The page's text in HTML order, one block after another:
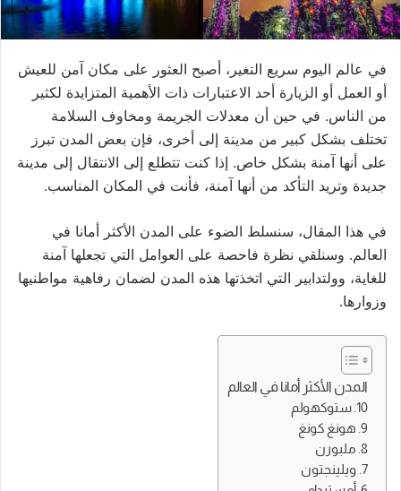
في عالم اليوم سريع التغير، أصبح العثور على مكان آمن للعيش
أو العمل أو الزيارة أحد الاعتبارات ذات الأهمية المتزايدة لكثير
من الناس. في حين أن معدلات الجريمة ومخاوف السلامة
تختلف بشكل كبير من مدينة إلى أخرى، فإن بعض المدن تبرز
على أنها آمنة بشكل خاص. إذا كنت تتطلع إلى الانتقال إلى مدينة
جديدة وتريد التأكد من أنها آمنة، فأنت في المكان المناسب.
في هذا المقال، سنسلط الضوء على المدن الأكثر أمانا في
العالم. وسنلقي نظرة فاحصة على العوامل التي تجعلها آمنة
للغاية، وولتدابير التي اتخذتها هذه المدن لضمان رفاهية مواطنيها
وزوارها.
المدن الأكثر أمانا في العالم
10. ستوكهولم
9. هونغ كونغ
8. ملبورن
7. ويلينجتون